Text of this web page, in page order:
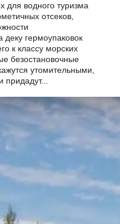
для водного туризма
отсеков,
деку гермоупаковок
к классу морских
безостановочные
утомительными,
придадут...